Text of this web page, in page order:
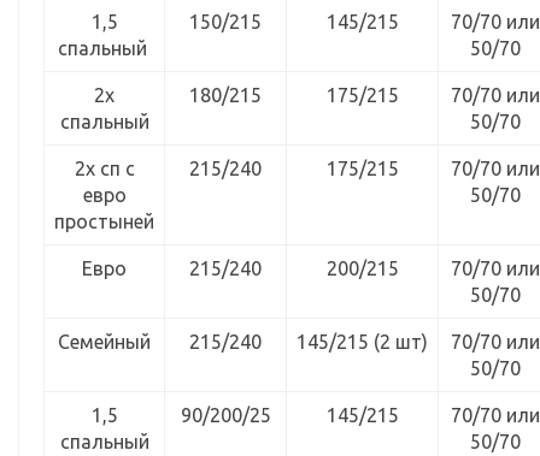
1,5
спальный
150/215 145/215
70/70 или
50/70
2х
спальный
180/215 175/215
70/70 или
50/70
2х сп с
евро
простыней
215/240 175/215
70/70 или
50/70
Евро 215/240 200/215
70/70 или
50/70
Семейный 215/240 145/215 (2 шт)
70/70 или
50/70
1,5
спальный
90/200/25 145/215
70/70 или
50/70